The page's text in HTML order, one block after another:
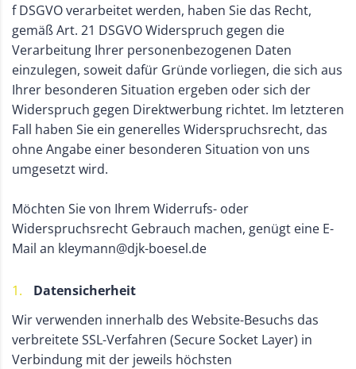
f DSGVO verarbeitet werden, haben Sie das Recht,
gemäß Art. 21 DSGVO Widerspruch gegen die
Verarbeitung Ihrer personenbezogenen Daten
einzulegen, soweit dafür Gründe vorliegen, die sich aus
Ihrer besonderen Situation ergeben oder sich der
Widerspruch gegen Direktwerbung richtet. Im letzteren
Fall haben Sie ein generelles Widerspruchsrecht, das
ohne Angabe einer besonderen Situation von uns
umgesetzt wird.
Möchten Sie von Ihrem Widerrufs- oder
Widerspruchsrecht Gebrauch machen, genügt eine E-
Mail an kleymann@djk-boesel.de
Datensicherheit
Wir verwenden innerhalb des Website-Besuchs das
verbreitete SSL-Verfahren (Secure Socket Layer) in
Verbindung mit der jeweils höchsten